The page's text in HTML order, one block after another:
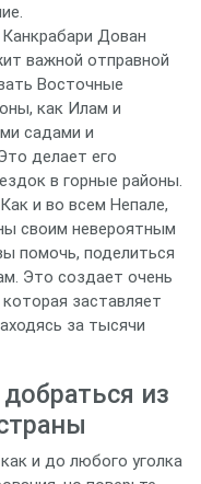
Дован
важной отправной
Восточные
как Илам и
садами и
делает его
в горные районы.
и во всем Непале,
своим невероятным
помочь, поделиться
Это создает очень
заставляет
за тысячи
из
и до любого уголка